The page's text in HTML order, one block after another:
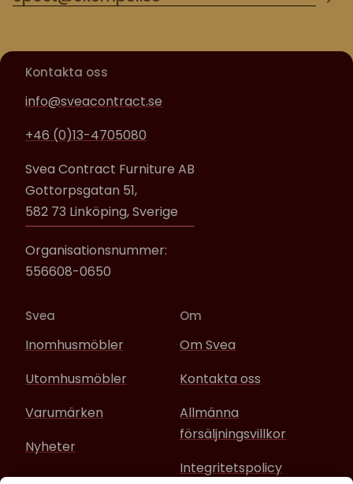
Kontakta oss
info@sveacontract.se
+46 (0)13-4705080
Svea Contract Furniture AB
Gottorpsgatan 51,
582 73 Linköping, Sverige
Organisationsnummer:
556608-0650
Svea
Inomhusmöbler
Utomhusmöbler
Varumärken
Nyheter
Om
Om Svea
Kontakta oss
Allmänna
försäljningsvillkor
Integritetspolicy